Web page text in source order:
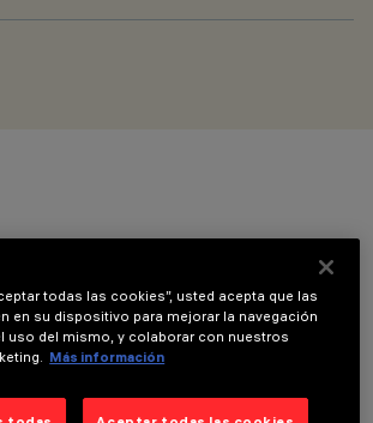
06/08/2026
todas las cookies”, usted acepta que las
en su dispositivo para mejorar la navegación
uso del mismo, y colaborar con nuestros
Más información